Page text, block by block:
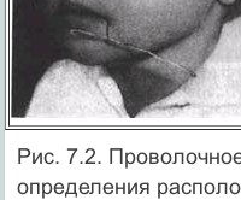
Рис. 7.2.
определения